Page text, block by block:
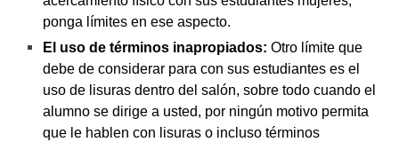
ponga límites en ese aspecto.
El uso de términos inapropiados:Otro límite que
debe de considerar para con sus estudiantes es el
uso de lisuras dentro del salón, sobre todo cuando el
alumno se dirige a usted, por ningún motivo permita
que le hablen con lisuras o incluso términos